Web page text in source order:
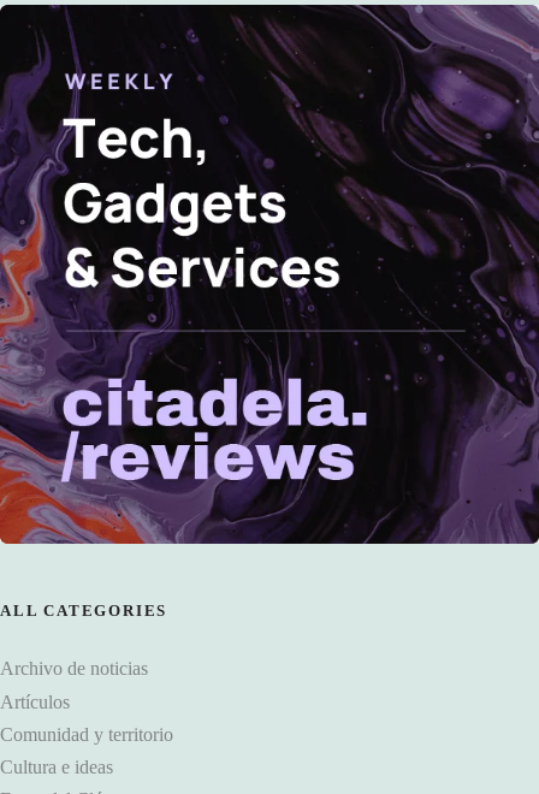
ALL CATEGORIES
Archivo de noticias
Artículos
Comunidad y territorio
Cultura e ideas